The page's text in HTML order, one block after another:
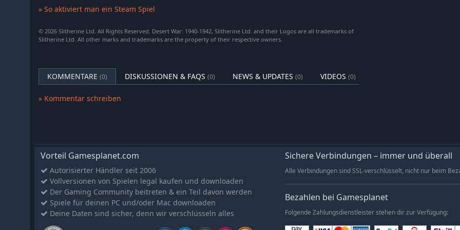
Hier zählt jede Entscheidung. Lerne, drei Züge im Voraus zu denken, und überliste deinen
SZENARIEN
Operazione E: The Reluctant Offensive, 13.–20. Sep. 1940Into The Blue: Battle of Sidi
Barrani, 9.–12. Dez. 1940
Beda Fomm: Death of an Army, 1.–7. Feb. 1941
Rats vs The Ram: Battle of Bir el Gubi, 19.–21. Nov. 1941
Gazala – First Five Days, 26.–30. Mai 1942
Gazala – The Cauldron, 29. Mai – 10. Jun. 1942
Gazala – Fall of Tobruk, 11.–21. Jun. 1942
High Tide at Alam Halfa, 30. Aug. – 5. Sep. 1942
» So aktiviert man ein Steam Spiel
© 2026 Slitherine Ltd. All Rights Reserved. Desert War: 1940-1942, Slitherine Ltd. and their Logos are all trademarks of
Slitherine Ltd. All other marks and trademarks are the property of their respective owners.
KOMMENTARE (0) DISKUSSIONEN & FAQS (0) NEWS & UPDATES (0) VIDEOS (0)
» Kommentar schreiben
Vorteil Gamesplanet.com
Autorisierter Händler seit 2006
Vollversionen von Spielen legal kaufen und downloaden
Der Gaming Community beitreten & ein Teil davon werden
Spiele für deinen PC und/oder Mac downloaden
Deine Daten sind sicher, denn wir verschlüsseln alles
Sichere Verbindungen – immer und überall
Alle Verbindungen sind SSL-verschlüsselt, nicht nur beim
Bezahlen bei Gamesplanet
Folgende Zahlungsdienstleister stehen dir zur Verfügung: